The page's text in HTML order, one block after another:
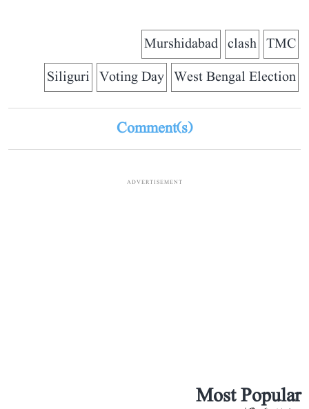
TMC
clash
Murshidabad
West Bengal Election
Voting Day
Siliguri
Comment(s)
ADVERTISEMENT
Most Popular